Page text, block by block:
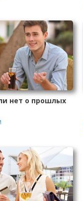
нет о прошлых